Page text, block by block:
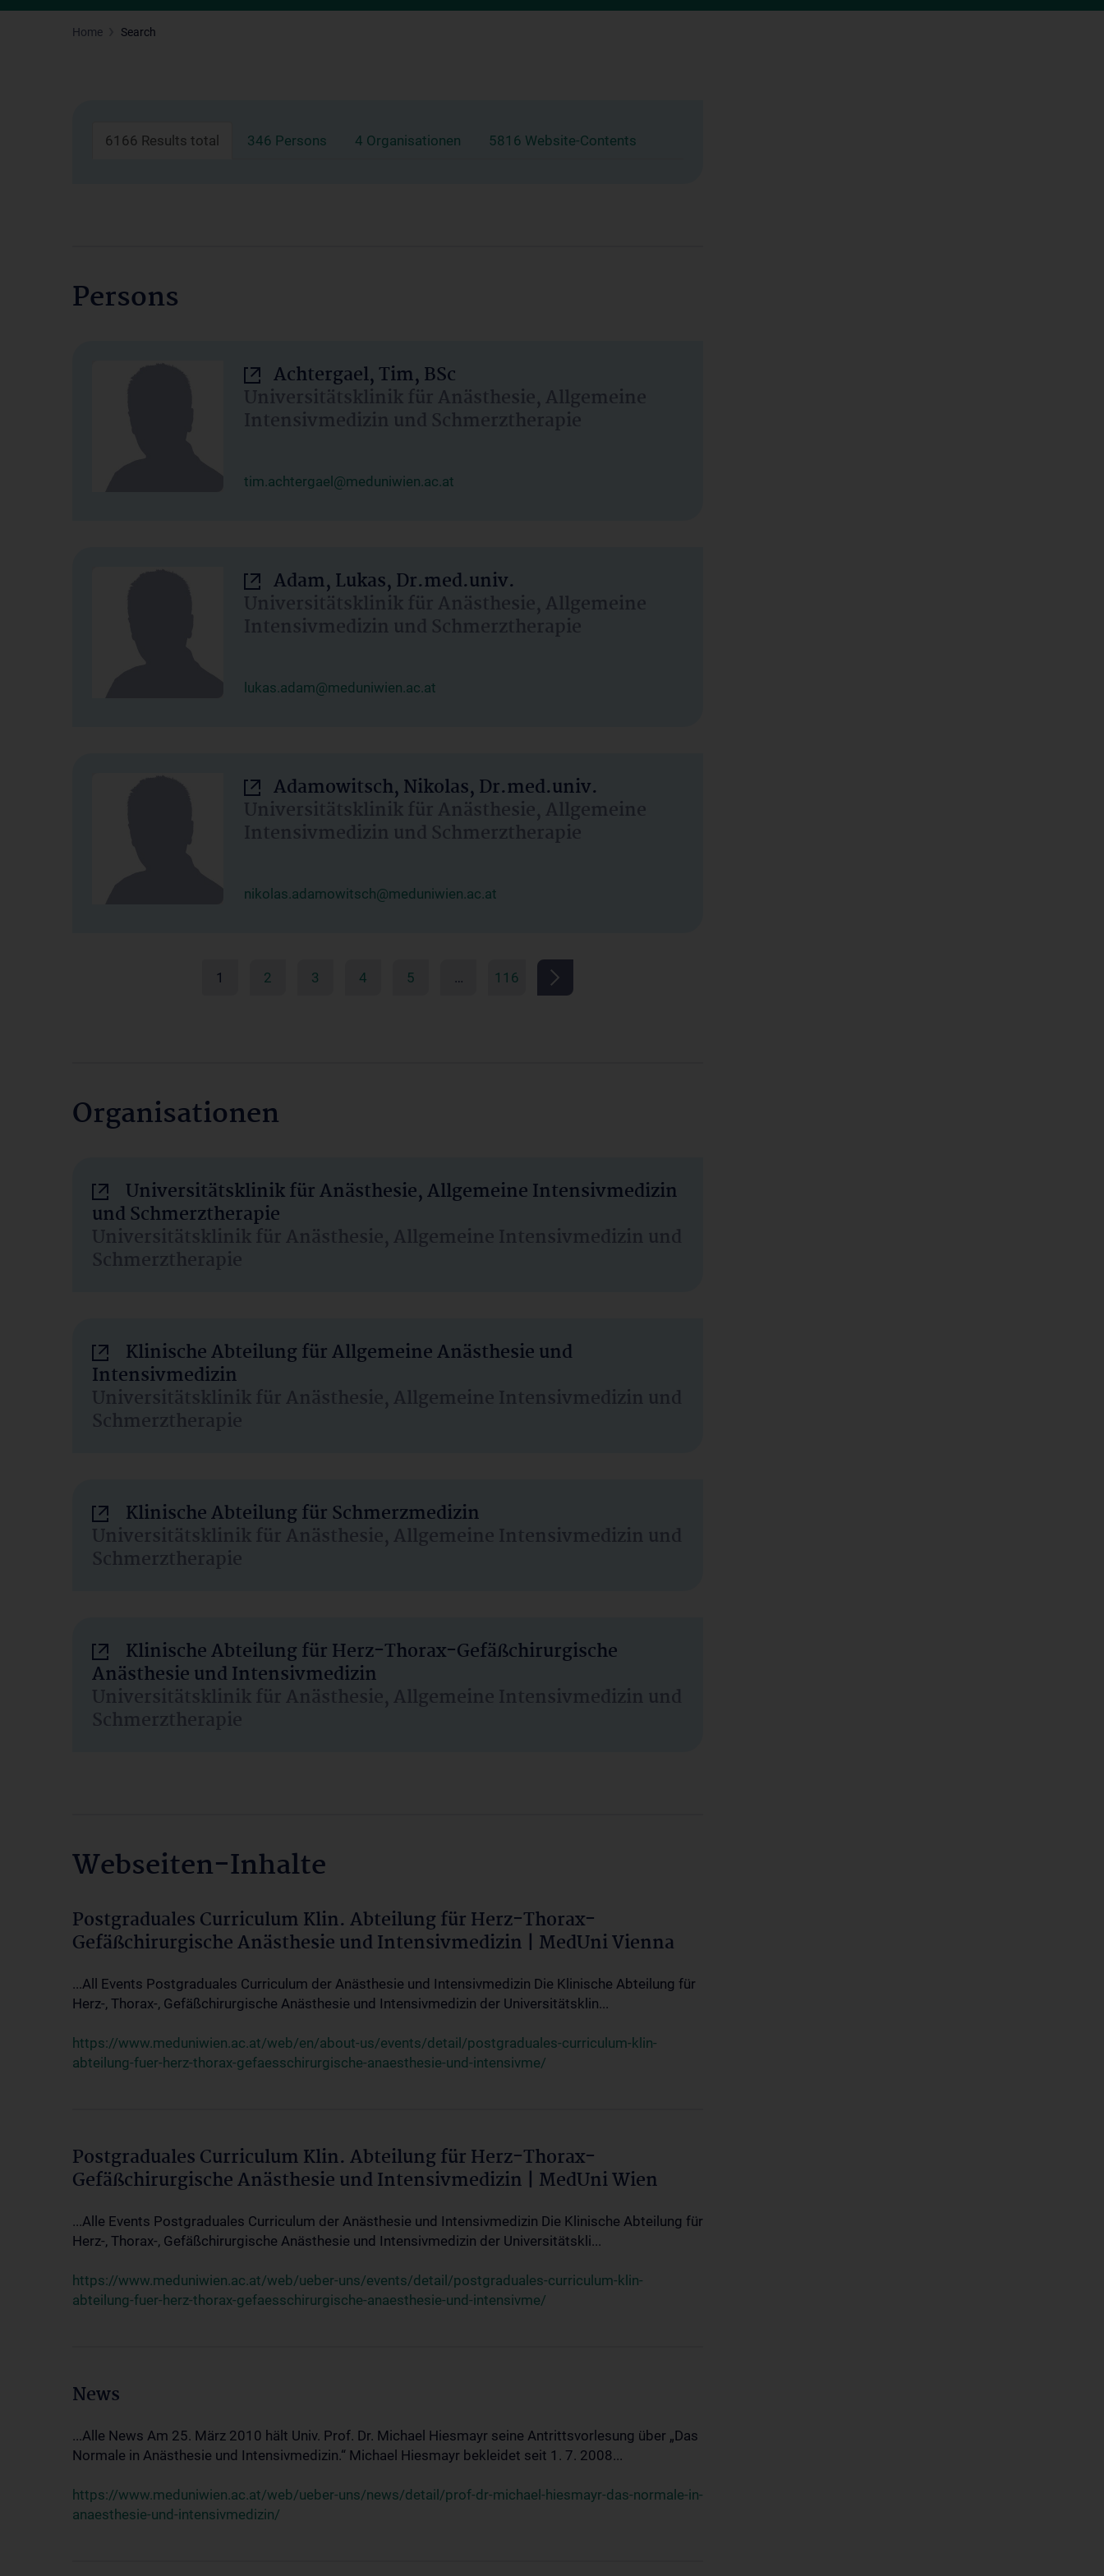
Home Search
6166 Results total 346 Persons 4 Organisationen 5816 Website-Contents
Persons
Achtergael, Tim, BSc
Universitätsklinik für Anästhesie, Allgemeine
Intensivmedizin und Schmerztherapie
tim.achtergael@meduniwien.ac.at
Adam, Lukas, Dr.med.univ.
Universitätsklinik für Anästhesie, Allgemeine
Intensivmedizin und Schmerztherapie
lukas.adam@meduniwien.ac.at
Adamowitsch, Nikolas, Dr.med.univ.
Universitätsklinik für Anästhesie, Allgemeine
Intensivmedizin und Schmerztherapie
nikolas.adamowitsch@meduniwien.ac.at
1 2 3 4 5 … 116
Organisationen
Universitätsklinik für Anästhesie, Allgemeine Intensivmedizin
und Schmerztherapie
Universitätsklinik für Anästhesie, Allgemeine Intensivmedizin und
Schmerztherapie
Klinische Abteilung für Allgemeine Anästhesie und
Intensivmedizin
Universitätsklinik für Anästhesie, Allgemeine Intensivmedizin und
Schmerztherapie
Klinische Abteilung für Schmerzmedizin
Universitätsklinik für Anästhesie, Allgemeine Intensivmedizin und
Schmerztherapie
Klinische Abteilung für Herz-Thorax-Gefäßchirurgische
Anästhesie und Intensivmedizin
Universitätsklinik für Anästhesie, Allgemeine Intensivmedizin und
Schmerztherapie
Webseiten-Inhalte
Postgraduales Curriculum Klin. Abteilung für Herz-Thorax-
Gefäßchirurgische Anästhesie und Intensivmedizin | MedUni Vienna
...All Events Postgraduales Curriculum der Anästhesie und Intensivmedizin Die Klinische Abteilung für
Herz-, Thorax-, Gefäßchirurgische Anästhesie und Intensivmedizin der Universitätsklin...
https://www.meduniwien.ac.at/web/en/about-us/events/detail/postgraduales-curriculum-klin-
abteilung-fuer-herz-thorax-gefaesschirurgische-anaesthesie-und-intensivme/
Postgraduales Curriculum Klin. Abteilung für Herz-Thorax-
Gefäßchirurgische Anästhesie und Intensivmedizin | MedUni Wien
...Alle Events Postgraduales Curriculum der Anästhesie und Intensivmedizin Die Klinische Abteilung für
Herz-, Thorax-, Gefäßchirurgische Anästhesie und Intensivmedizin der Universitätskli...
https://www.meduniwien.ac.at/web/ueber-uns/events/detail/postgraduales-curriculum-klin-
abteilung-fuer-herz-thorax-gefaesschirurgische-anaesthesie-und-intensivme/
News
...Alle News Am 25. März 2010 hält Univ. Prof. Dr. Michael Hiesmayr seine Antrittsvorlesung über „Das
Normale in Anästhesie und Intensivmedizin.“ Michael Hiesmayr bekleidet seit 1. 7. 2008...
https://www.meduniwien.ac.at/web/ueber-uns/news/detail/prof-dr-michael-hiesmayr-das-normale-in-
anaesthesie-und-intensivmedizin/